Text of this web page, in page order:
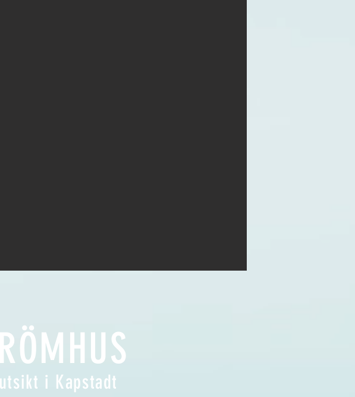
i Kapstadt